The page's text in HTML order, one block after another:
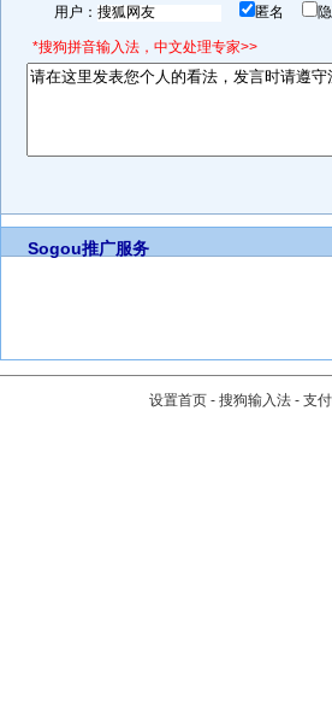
用户： 匿名
*搜狗拼音输入法，中文处理专家>>
Sogou推广服务
设置首页 - 搜狗输入法 - 支